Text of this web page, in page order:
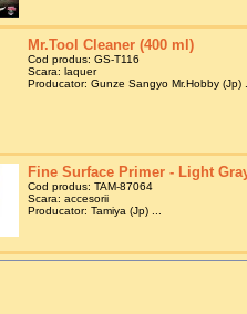
Mr.Tool Cleaner (400 ml)
Cod produs: GS-T116
Scara: laquer
Producator: Gunze Sangyo Mr.Hobby (Jp)
Fine Surface Primer - Light
Cod produs: TAM-87064
Scara: accesorii
Producator: Tamiya (Jp) ...